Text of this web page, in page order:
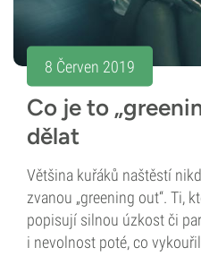
8 Červen 2019
Co je to
dělat
Většina kuřáků naštěstí
zvanou „greening out“. Ti,
popisují silnou úzkost či
i nevolnost poté, co